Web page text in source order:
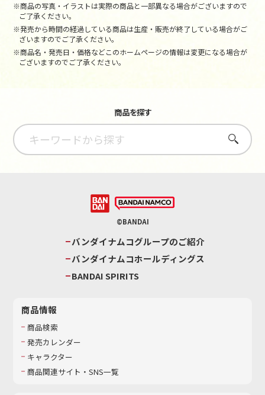
※商品の写真・イラストは実際の商品と一部異なる場合がございますので
ご了承ください。
※発売から時間の経過している商品は生産・販売が終了している場合がご
ざいますのでご了承ください。
※商品名・発売日・価格などこのホームページの情報は変更になる場合が
ございますのでご了承ください。
商品を探す
さがす
©BANDAI
バンダイナムコグループのご紹介
バンダイナムコホールディングス
BANDAI SPIRITS
商品情報
商品検索
発売カレンダー
キャラクター
商品関連サイト・SNS一覧